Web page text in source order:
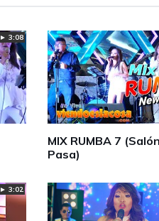
► 3:08
MIX RUMBA 7
Pasa)
► 3:02